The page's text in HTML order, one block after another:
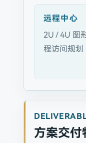
远程中心
2U / 4U 图
程访问规划
方案交付